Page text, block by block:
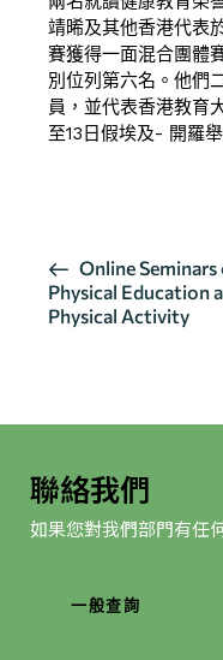
靖晞及其他香港代表
賽獲得一面混合團體
別位列第六名。他們
員，並代表香港教育
至13日假埃及- 開羅舉
活
動
导
Online Seminars
Physical Education
Physical Activity
聯絡我們
如果您對我們部門有任
一般查詢